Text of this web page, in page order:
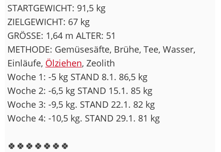
STARTGEWICHT: 91,5 kg
ZIELGEWICHT: 67 kg
GRÖSSE: 1,64 m ALTER: 51
METHODE: Gemüsesäfte, Brühe, Tee, Wasser,
Einläufe, Ölziehen, Zeolith
Woche 1: -5 kg STAND 8.1. 86,5 kg
Woche 2: -6,5 kg STAND 15.1. 85 kg
Woche 3: -9,5 kg. STAND 22.1. 82 kg
Woche 4: -10,5 kg. STAND 29.1. 81 kg
🍀🍀🍀🍀🍀🍀🍀